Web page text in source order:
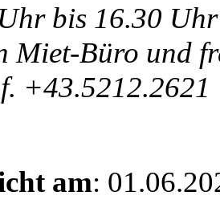
bis 16.30
Miet-Büro und
+43.5212.2621
am: